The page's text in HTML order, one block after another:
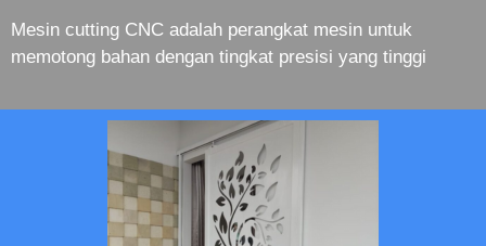
Mesin cutting CNC adalah perangkat mesin untuk
memotong bahan dengan tingkat presisi yang tinggi